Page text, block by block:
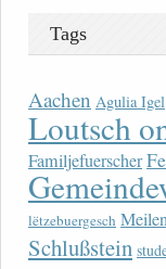
Tags
Aachen Agulia Igel
Loutsch
Familjefuerscher
lëtzebuergesch
Schlußstein